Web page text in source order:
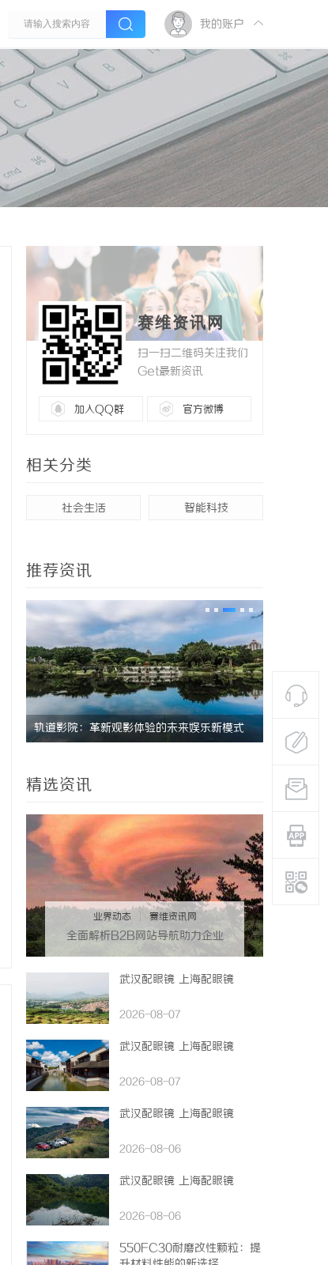
我的账户
赛维资讯网
扫一扫二维码关注我们
Get最新资讯
加入QQ群 官方微博
相关分类
社会生活 智能科技
推荐资讯
轨道影院：革新观影体验的未来娱乐新模式 白云影视
精选资讯
业界动态 赛维资讯网
全面解析B2B网站导航助力企业
高效对接商机
武汉配眼镜 上海配眼镜
2026-08-07
武汉配眼镜 上海配眼镜
2026-08-07
武汉配眼镜 上海配眼镜
2026-08-06
武汉配眼镜 上海配眼镜
2026-08-06
550FC30耐磨改性颗粒：提